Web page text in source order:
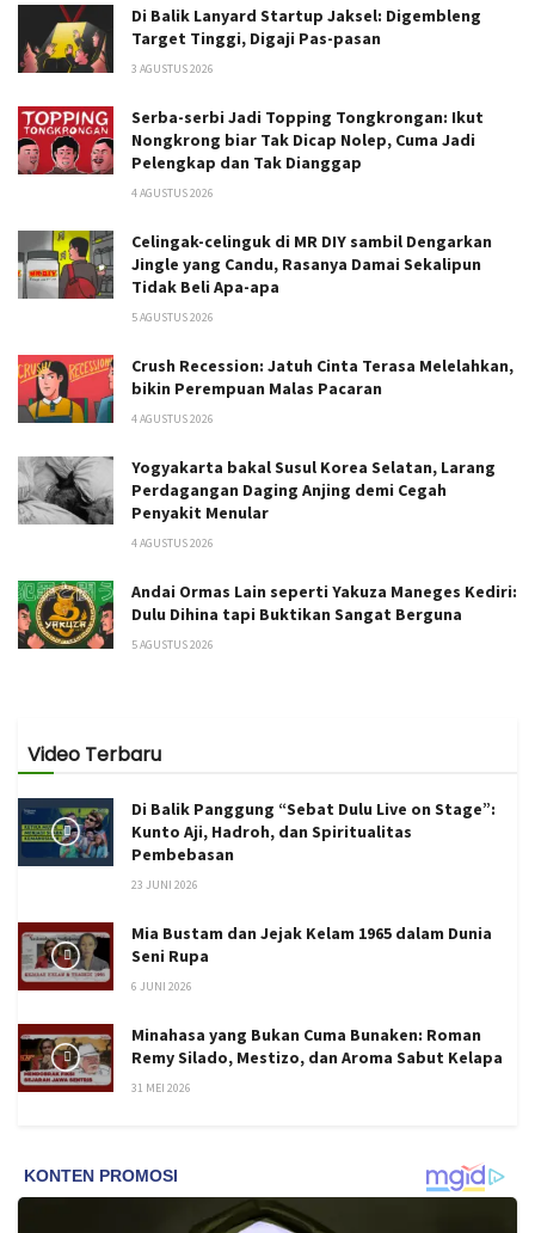
Di Balik Lanyard Startup Jaksel: Digembleng
Target Tinggi, Digaji Pas-pasan
3 AGUSTUS 2026
Serba-serbi Jadi Topping Tongkrongan: Ikut
Nongkrong biar Tak Dicap Nolep, Cuma Jadi
Pelengkap dan Tak Dianggap
4 AGUSTUS 2026
Celingak-celinguk di MR DIY sambil Dengarkan
Jingle yang Candu, Rasanya Damai Sekalipun
Tidak Beli Apa-apa
5 AGUSTUS 2026
Crush Recession: Jatuh Cinta Terasa Melelahkan,
bikin Perempuan Malas Pacaran
4 AGUSTUS 2026
Yogyakarta bakal Susul Korea Selatan, Larang
Perdagangan Daging Anjing demi Cegah
Penyakit Menular
4 AGUSTUS 2026
Andai Ormas Lain seperti Yakuza Maneges Kediri:
Dulu Dihina tapi Buktikan Sangat Berguna
5 AGUSTUS 2026
Video Terbaru
Di Balik Panggung “Sebat Dulu Live on Stage”:
Kunto Aji, Hadroh, dan Spiritualitas
Pembebasan
23 JUNI 2026
Mia Bustam dan Jejak Kelam 1965 dalam Dunia
Seni Rupa
6 JUNI 2026
Minahasa yang Bukan Cuma Bunaken: Roman
Remy Silado, Mestizo, dan Aroma Sabut Kelapa
31 MEI 2026